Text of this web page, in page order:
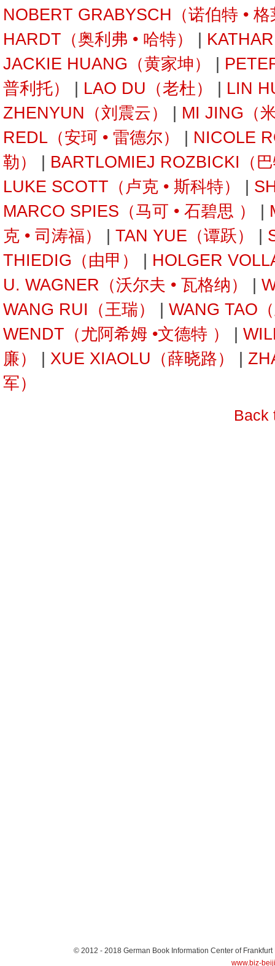
NOBERT GRABYSCH（诺伯特 •
HARDT（奥利弗 • 哈特）
JACKIE HUANG（黄家坤）
普利托）
LAO DU（老杜）
LIN
ZHENYUN（刘震云）
MI JING（
REDL（安珂 • 雷德尔）
NICOLE
勒）
BARTLOMIEJ ROZBICKI（
LUKE SCOTT（卢克 • 斯科特）
MARCO SPIES（马可 • 石碧思 ）
克 • 司涛福）
TAN YUE（谭跃）
THIEDIG（由甲）
HOLGER
U. WAGNER（沃尔夫 • 瓦格纳）
WANG RUI（王瑞）
WANG TAO
WENDT（尤阿希姆 •文德特 ）
廉）
XUE XIAOLU（薛晓路）
军）
Back
© 2012 - 2018 German Book Information Center of Frankfurt
www.biz-